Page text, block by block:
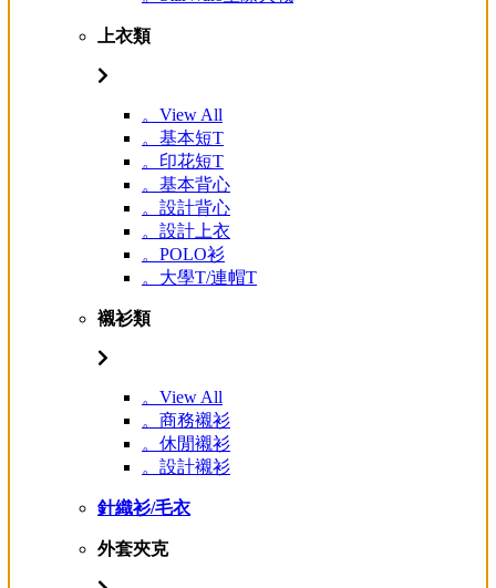
上衣類
。View All
。基本短T
。印花短T
。基本背心
。設計背心
。設計上衣
。POLO衫
。大學T/連帽T
襯衫類
。View All
。商務襯衫
。休閒襯衫
。設計襯衫
針織衫/毛衣
外套夾克